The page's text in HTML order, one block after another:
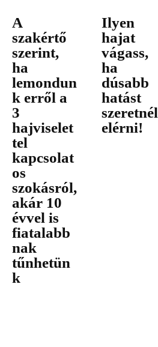
A
szakértő
szerint,
ha
lemondun
k erről a
3
hajviselet
tel
kapcsolat
os
szokásról,
akár 10
évvel is
fiatalabb
nak
tűnhetün
k
Ilyen
hajat
vágass,
ha
dúsabb
hatást
szeretnél
elérni!